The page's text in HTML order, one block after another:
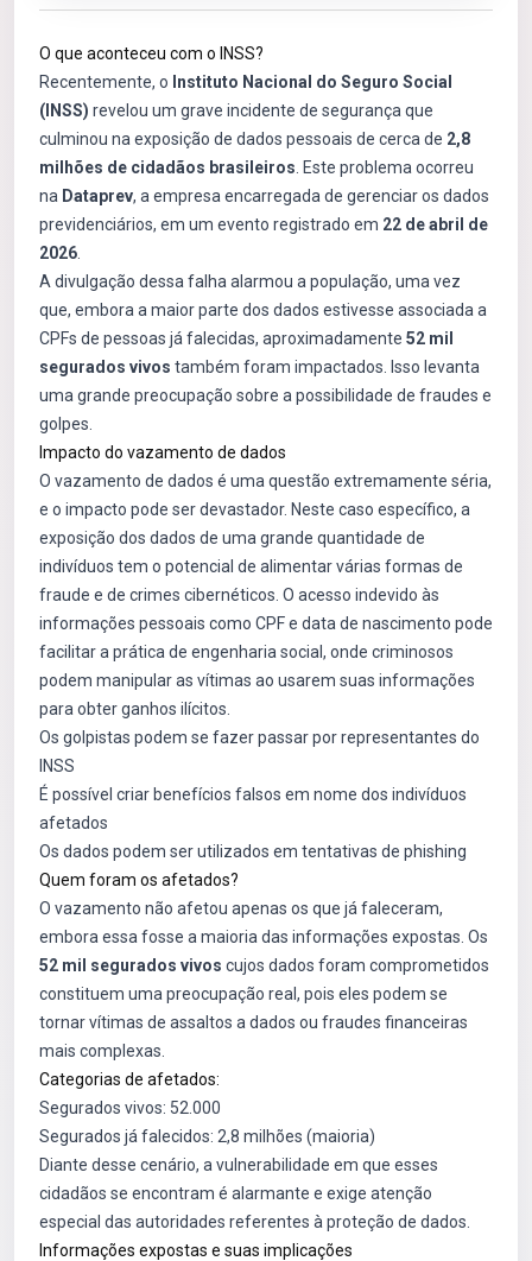
O que aconteceu com o INSS?
Recentemente, o Instituto Nacional do Seguro Social
(INSS) revelou um grave incidente de segurança que
culminou na exposição de dados pessoais de cerca de 2,8
milhões de cidadãos brasileiros . Este problema ocorreu
na Dataprev, a empresa encarregada de gerenciar os dados
previdenciários, em um evento registrado em 22 de abril de
2026
A divulgação dessa falha alarmou a população, uma vez
que, embora a maior parte dos dados estivesse associada a
CPFs de pessoas já falecidas, aproximadamente 52 mil
segurados vivos também foram impactados. Isso levanta
uma grande preocupação sobre a possibilidade de fraudes e
golpes.
Impacto do vazamento de dados
O vazamento de dados é uma questão extremamente séria,
e o impacto pode ser devastador. Neste caso específico, a
exposição dos dados de uma grande quantidade de
indivíduos tem o potencial de alimentar várias formas de
fraude e de crimes cibernéticos. O acesso indevido às
informações pessoais como CPF e data de nascimento pode
facilitar a prática de engenharia social, onde criminosos
podem manipular as vítimas ao usarem suas informações
para obter ganhos ilícitos.
Os golpistas podem se fazer passar por representantes do
INSS
É possível criar benefícios falsos em nome dos indivíduos
afetados
Os dados podem ser utilizados em tentativas de phishing
Quem foram os afetados?
O vazamento não afetou apenas os que já faleceram,
embora essa fosse a maioria das informações expostas. Os
52 mil segurados vivos cujos dados foram comprometidos
constituem uma preocupação real, pois eles podem se
tornar vítimas de assaltos a dados ou fraudes financeiras
mais complexas.
Categorias de afetados:
Segurados vivos: 52.000
Segurados já falecidos: 2,8 milhões (maioria)
Diante desse cenário, a vulnerabilidade em que esses
cidadãos se encontram é alarmante e exige atenção
especial das autoridades referentes à proteção de dados.
Informações expostas e suas implicações